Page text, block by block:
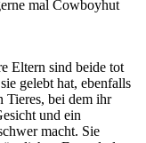
mal Cowboyhut
Eltern sind beide tot
gelebt hat, ebenfalls
Tieres, bei dem ihr
und ein
macht. Sie